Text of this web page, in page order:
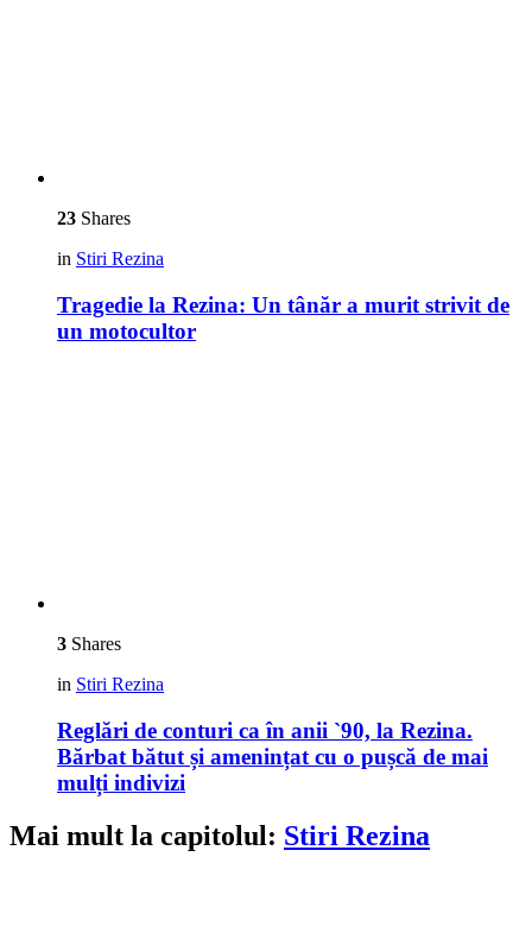
23 Shares
in Stiri Rezina
Tragedie la Rezina: Un tânăr a murit strivit de
un motocultor
3 Shares
in Stiri Rezina
Reglări de conturi ca în anii `90, la Rezina.
Bărbat bătut și amenințat cu o pușcă de mai
mulți indivizi
Mai mult la capitolul: Stiri Rezina